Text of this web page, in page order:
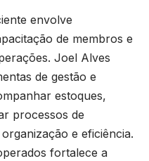
envolve
de membros e
Joel Alves
de gestão e
estoques,
processos de
e eficiência.
fortalece a